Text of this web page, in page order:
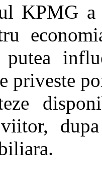
KPMG a
priveste